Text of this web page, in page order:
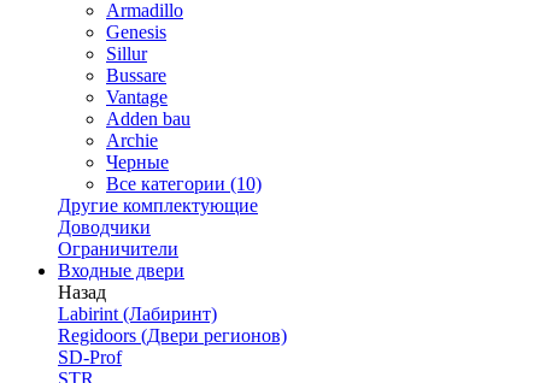
Armadillo
Genesis
Sillur
Bussare
Vantage
Adden bau
Archie
Черные
Все категории (10)
Другие комплектующие
Доводчики
Ограничители
Входные двери
Назад
Labirint (Лабиринт)
Regidoors (Двери регионов)
SD-Prof
STR